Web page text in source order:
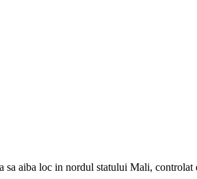
sa aiba loc in nordul statului Mali, controlat